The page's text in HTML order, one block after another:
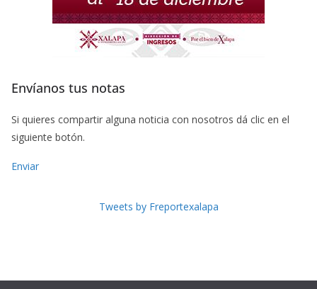
Envíanos tus notas
Si quieres compartir alguna noticia con nosotros dá clic en el
siguiente botón.
Enviar
Tweets by Freportexalapa